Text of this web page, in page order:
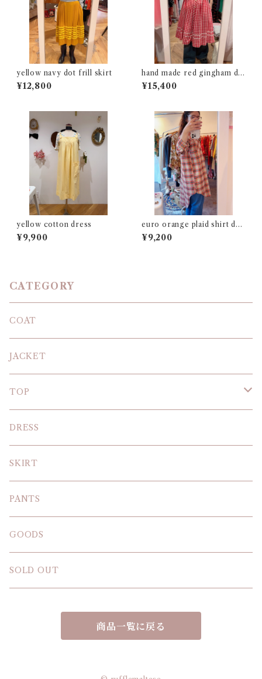
yellow navy dot frill skirt
¥12,800
hand made red gingham dr
ess
¥15,400
yellow cotton dress
¥9,900
euro orange plaid shirt dre
ss
¥9,200
CATEGORY
COAT
JACKET
TOP
KNIT
BLOUSE
T-SHIRT
SWEAT SHIRT
DRESS
SKIRT
PANTS
GOODS
SOLD OUT
商品一覧に戻る